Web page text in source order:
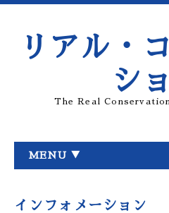
リアル・
シ
The Real Conservation
MENU ▼
インフォメーション